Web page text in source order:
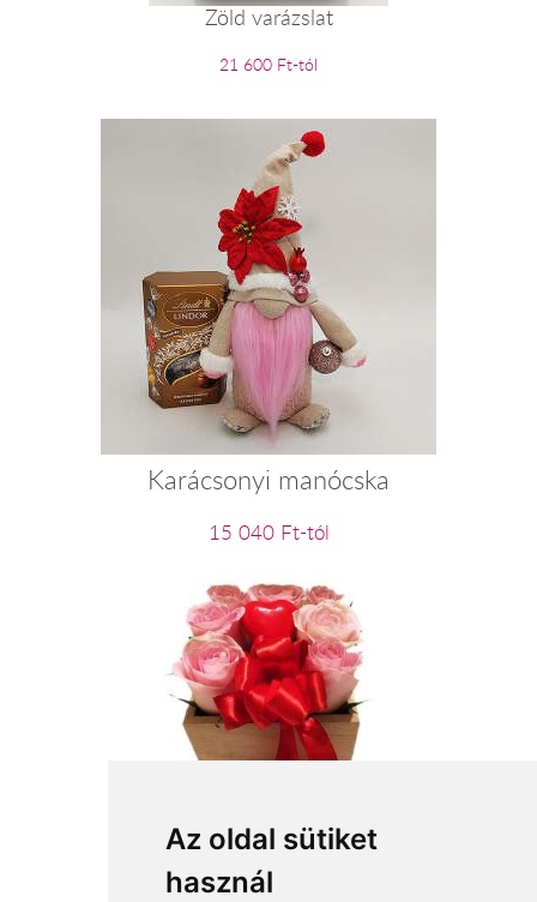
Az oldal sütiket
használ
Zöld varázslat
21 600 Ft-tól
Karácsonyi manócska
15 040 Ft-tól
Szívem csücske
26 800 Ft-tól